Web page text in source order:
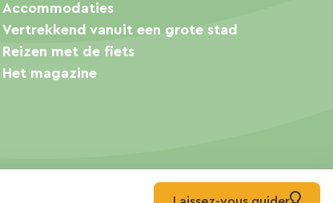
Accommodaties
Vertrekkend vanuit een grote stad
Reizen met de fiets
Het magazine